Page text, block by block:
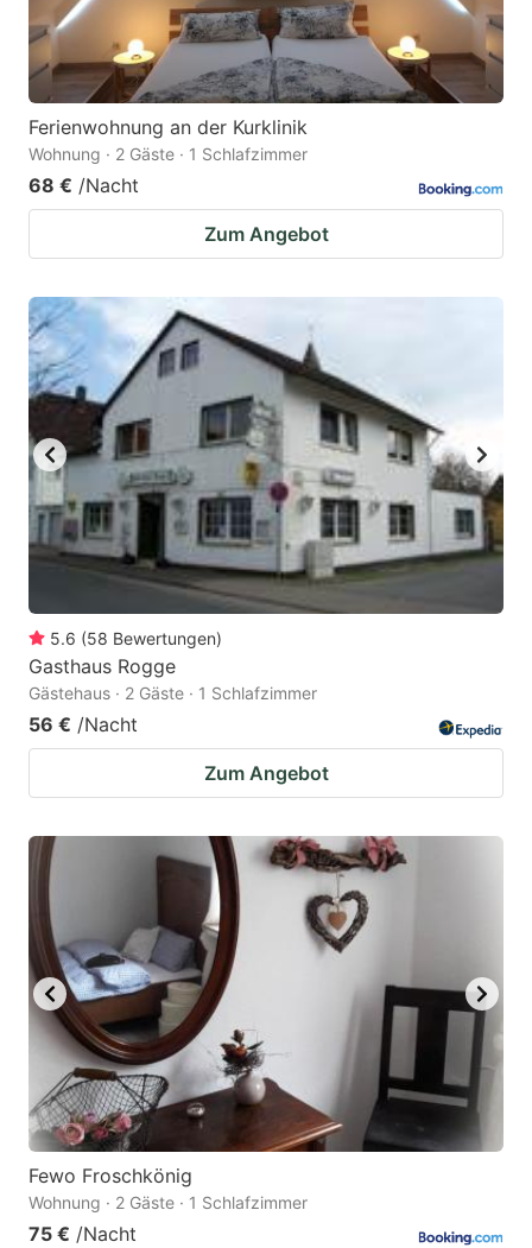
Ferienwohnung an der Kurklinik
Wohnung · 2 Gäste · 1 Schlafzimmer
68 € /Nacht
Zum Angebot
5.6 (58 Bewertungen)
Gasthaus Rogge
Gästehaus · 2 Gäste · 1 Schlafzimmer
56 € /Nacht
Zum Angebot
Fewo Froschkönig
Wohnung · 2 Gäste · 1 Schlafzimmer
75 € /Nacht